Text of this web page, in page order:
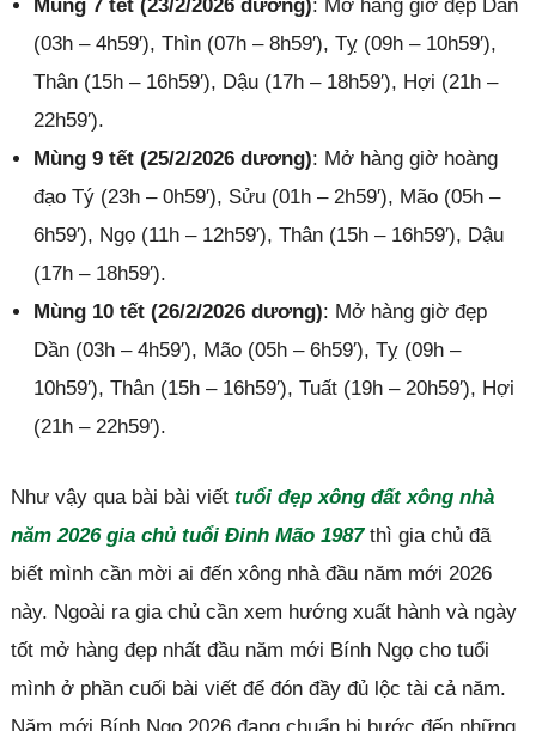
Mùng 7 tết (23/2/2026 dương): Mở hàng giờ đẹp Dần
(03h – 4h59′), Thìn (07h – 8h59′), Tỵ (09h – 10h59′),
Thân (15h – 16h59′), Dậu (17h – 18h59′), Hợi (21h –
22h59′).
Mùng 9 tết (25/2/2026 dương): Mở hàng giờ hoàng
đạo Tý (23h – 0h59′), Sửu (01h – 2h59′), Mão (05h –
6h59′), Ngọ (11h – 12h59′), Thân (15h – 16h59′), Dậu
(17h – 18h59′).
Mùng 10 tết (26/2/2026 dương): Mở hàng giờ đẹp
Dần (03h – 4h59′), Mão (05h – 6h59′), Tỵ (09h –
10h59′), Thân (15h – 16h59′), Tuất (19h – 20h59′), Hợi
(21h – 22h59′).
Như vậy qua bài bài viết tuổi đẹp xông đất xông nhà
năm 2026 gia chủ tuổi Đinh Mão 1987thì gia chủ đã
biết mình cần mời ai đến xông nhà đầu năm mới 2026
này. Ngoài ra gia chủ cần xem hướng xuất hành và ngày
tốt mở hàng đẹp nhất đầu năm mới Bính Ngọ cho tuổi
mình ở phần cuối bài viết để đón đầy đủ lộc tài cả năm.
Năm mới Bính Ngọ 2026 đang chuẩn bị bước đến những